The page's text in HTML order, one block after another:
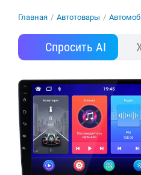
Главная / Автотовары /
Спросить AI